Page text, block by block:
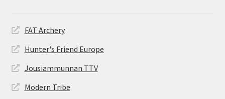
FAT Archery
Hunter's Friend Europe
Jousiammunnan TTV
Modern Tribe